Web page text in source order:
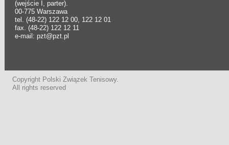
(wejście I, parter).
00-775 Warszawa
tel. (48-22) 122 12 00, 122 12 01
fax. (48-22) 122 12 11
e-mail: pzt@pzt.pl
Copyright Polski Związek Tenisowy.
All rights reserved